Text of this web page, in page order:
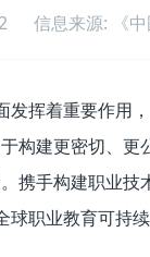
信息来源: 《
挥着重要作用
构建更密切、
携手构建职业
职业教育可持